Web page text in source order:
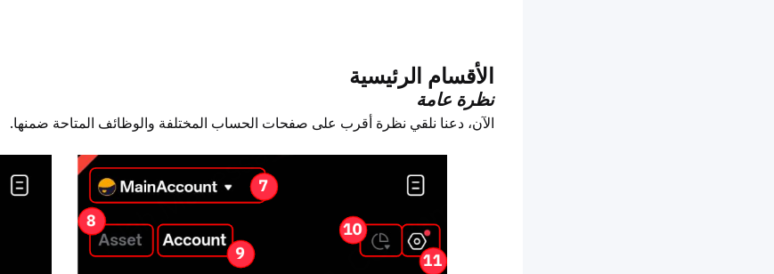
الأقسام الرئيسية
نظرة عامة
الآن، دعنا نلقي نظرة أقرب على صفحات الحساب المختلفة والوظائف المتاحة ضمنها.